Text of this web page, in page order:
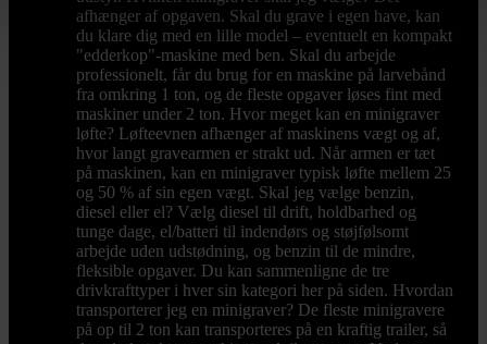
afhænger af opgaven. Skal du grave i egen have, kan
du klare dig med en lille model – eventuelt en kompakt
"edderkop"-maskine med ben. Skal du arbejde
professionelt, får du brug for en maskine på larvebånd
fra omkring 1 ton, og de fleste opgaver løses fint med
maskiner under 2 ton. Hvor meget kan en minigraver
løfte? Løfteevnen afhænger af maskinens vægt og af,
hvor langt gravearmen er strakt ud. Når armen er tæt
på maskinen, kan en minigraver typisk løfte mellem 25
og 50 % af sin egen vægt. Skal jeg vælge benzin,
diesel eller el? Vælg diesel til drift, holdbarhed og
tunge dage, el/batteri til indendørs og støjfølsomt
arbejde uden udstødning, og benzin til de mindre,
fleksible opgaver. Du kan sammenligne de tre
drivkrafttyper i hver sin kategori her på siden. Hvordan
transporterer jeg en minigraver? De fleste minigravere
på op til 2 ton kan transporteres på en kraftig trailer, så